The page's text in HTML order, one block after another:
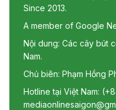
Since 2013.
A member of Google
Nội dung: Các cây bút
Nam.
Chủ biên: Phạm Hồng
Hotline tại Việt Nam: